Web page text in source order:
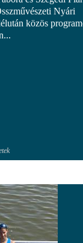
Nyári
közös